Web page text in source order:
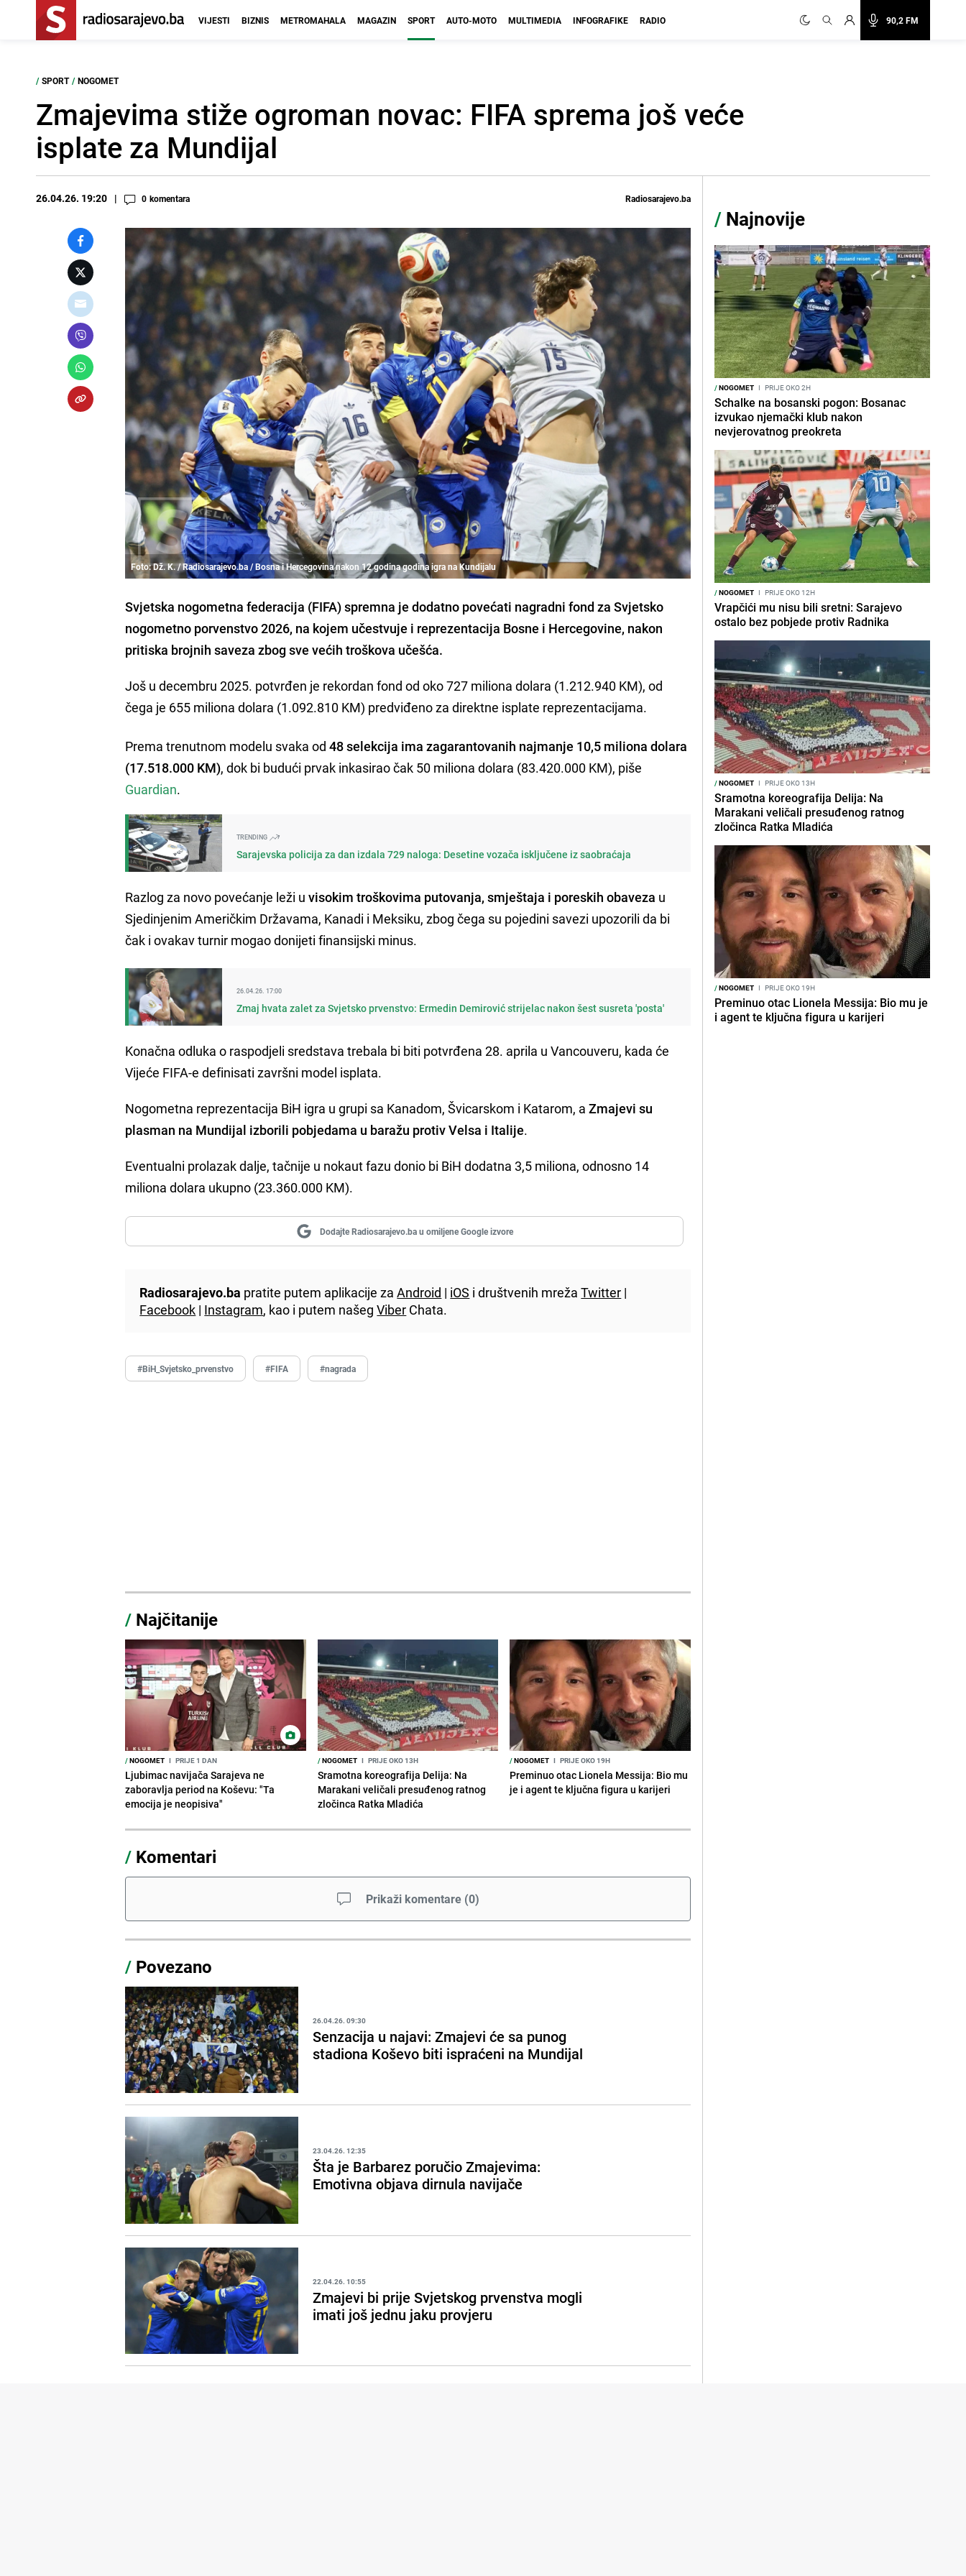
90,2 FM
VIJESTI BIZNIS METROMAHALA MAGAZIN SPORT AUTO-MOTO MULTIMEDIA INFOGRAFIKE RADIO
/ SPORT / NOGOMET
Zmajevima stiže ogroman novac: FIFA sprema još veće
isplate za Mundijal
26.04.26. 19:20 0 komentara Radiosarajevo.ba
Foto: Dž. K. / Radiosarajevo.ba / Bosna i Hercegovina nakon 12 godina godina igra na Kundijalu
Svjetska nogometna federacija (FIFA) spremna je dodatno povećati nagradni fond za Svjetsko
nogometno porvenstvo 2026, na kojem učestvuje i reprezentacija Bosne i Hercegovine, nakon
pritiska brojnih saveza zbog sve većih troškova učešća.
Još u decembru 2025. potvrđen je rekordan fond od oko 727 miliona dolara (1.212.940 KM), od
čega je 655 miliona dolara (1.092.810 KM) predviđeno za direktne isplate reprezentacijama.
Prema trenutnom modelu svaka od48 selekcija ima zagarantovanih najmanje 10,5 miliona dolara
(17.518.000 KM), dok bi budući prvak inkasirao čak 50 miliona dolara (83.420.000 KM), piše
Guardian.
TRENDING
Sarajevska policija za dan izdala 729 naloga: Desetine vozača isključene iz saobraćaja
Razlog za novo povećanje leži uvisokim troškovima putovanja, smještaja i poreskih obaveza u
Sjedinjenim Američkim Državama, Kanadi i Meksiku, zbog čega su pojedini savezi upozorili da bi
čak i ovakav turnir mogao donijeti finansijski minus.
26.04.26. 17:00
Zmaj hvata zalet za Svjetsko prvenstvo: Ermedin Demirović strijelac nakon šest susreta 'posta'
Konačna odluka o raspodjeli sredstava trebala bi biti potvrđena 28. aprila u Vancouveru, kada će
Vijeće FIFA-e definisati završni model isplata.
Nogometna reprezentacija BiH igra u grupi sa Kanadom, Švicarskom i Katarom, aZmajevi su
plasman na Mundijal izborili pobjedama u baražu protiv Velsa i Italije.
Eventualni prolazak dalje, tačnije u nokaut fazu donio bi BiH dodatna 3,5 miliona, odnosno 14
miliona dolara ukupno (23.360.000 KM).
Dodajte Radiosarajevo.ba u omiljene Google izvore
Radiosarajevo.ba pratite putem aplikacije zaAndroid | iOS i društvenih mrežaTwitter |
Facebook | Instagram, kao i putem našegViber Chata.
#BiH_Svjetsko_prvenstvo #FIFA #nagrada
/ Najčitanije
/NOGOMET I PRIJE 1 DAN
Ljubimac navijača Sarajeva ne
zaboravlja period na Koševu: "Ta
emocija je neopisiva"
/NOGOMET I PRIJE OKO 13H
Sramotna koreografija Delija: Na
Marakani veličali presuđenog ratnog
zločinca Ratka Mladića
/NOGOMET I PRIJE OKO 19H
Preminuo otac Lionela Messija: Bio mu
je i agent te ključna figura u karijeri
/ Komentari
Prikaži komentare (0)
/ Povezano
26.04.26. 09:30
Senzacija u najavi: Zmajevi će sa punog
stadiona Koševo biti ispraćeni na Mundijal
23.04.26. 12:35
Šta je Barbarez poručio Zmajevima:
Emotivna objava dirnula navijače
22.04.26. 10:55
Zmajevi bi prije Svjetskog prvenstva mogli
imati još jednu jaku provjeru
/ Najnovije
/NOGOMET I PRIJE OKO 2H
Schalke na bosanski pogon: Bosanac
izvukao njemački klub nakon
nevjerovatnog preokreta
/NOGOMET I PRIJE OKO 12H
Vrapčići mu nisu bili sretni: Sarajevo
ostalo bez pobjede protiv Radnika
/NOGOMET I PRIJE OKO 13H
Sramotna koreografija Delija: Na
Marakani veličali presuđenog ratnog
zločinca Ratka Mladića
/NOGOMET I PRIJE OKO 19H
Preminuo otac Lionela Messija: Bio mu je
i agent te ključna figura u karijeri